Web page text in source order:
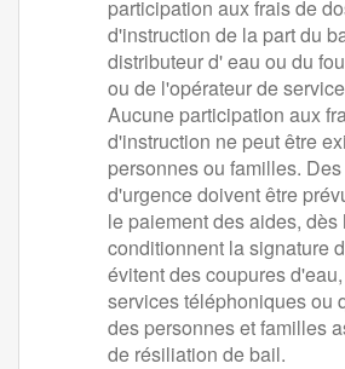
participation aux frais de
d'instruction de la part du
distributeur d' eau ou du
ou de l'opérateur de
Aucune participation aux
d'instruction ne peut être
personnes ou familles.
d'urgence doivent être
le paiement des aides,
conditionnent la signature
évitent des coupures
services téléphoniques ou
des personnes et familles
de résiliation de bail.